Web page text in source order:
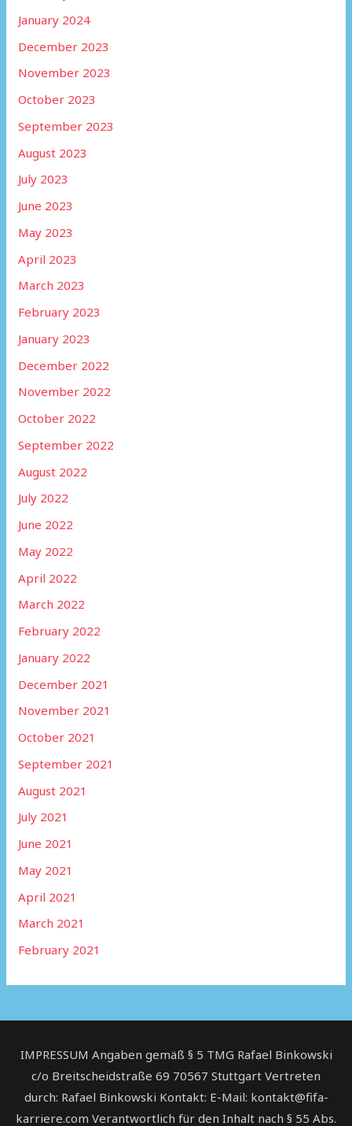
January 2024
December 2023
November 2023
October 2023
September 2023
August 2023
July 2023
June 2023
May 2023
April 2023
March 2023
February 2023
January 2023
December 2022
November 2022
October 2022
September 2022
August 2022
July 2022
June 2022
May 2022
April 2022
March 2022
February 2022
January 2022
December 2021
November 2021
October 2021
September 2021
August 2021
July 2021
June 2021
May 2021
April 2021
March 2021
February 2021
IMPRESSUM Angaben gemäß § 5 TMG Rafael Binkowski
c/o Breitscheidstraße 69 70567 Stuttgart Vertreten
durch: Rafael Binkowski Kontakt: E-Mail: kontakt@fifa-
karriere.com Verantwortlich für den Inhalt nach § 55 Abs.